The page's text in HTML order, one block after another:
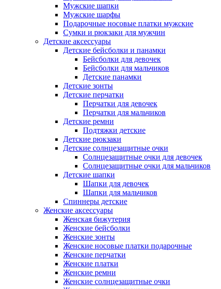
Мужские шапки
Мужские шарфы
Подарочные носовые платки мужские
Сумки и рюкзаки для мужчин
Детские аксессуары
Детские бейсболки и панамки
Бейсболки для девочек
Бейсболки для мальчиков
Детские панамки
Детские зонты
Детские перчатки
Перчатки для девочек
Перчатки для мальчиков
Детские ремни
Подтяжки детские
Детские рюкзаки
Детские солнцезащитные очки
Солнцезащитные очки для девочек
Солнцезащитные очки для мальчиков
Детские шапки
Шапки для девочек
Шапки для мальчиков
Спиннеры детские
Женские аксессуары
Женская бижутерия
Женские бейсболки
Женские зонты
Женские носовые платки подарочные
Женские перчатки
Женские платки
Женские ремни
Женские солнцезащитные очки